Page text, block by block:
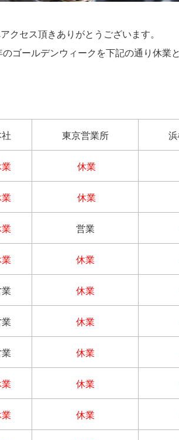
クセス頂きありがとうございます。
ゴールデンウィークを下記の通り休業
東京営業所
休業
休業
営業
休業
休業
休業
休業
休業
休業